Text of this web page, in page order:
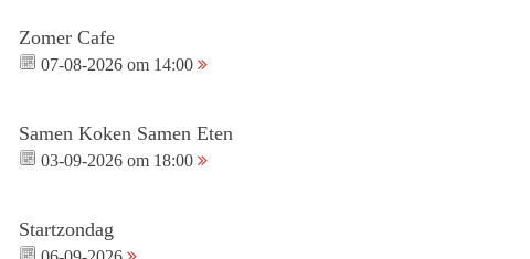
Zomer Cafe
07-08-2026 om 14:00
Samen Koken Samen Eten
03-09-2026 om 18:00
Startzondag